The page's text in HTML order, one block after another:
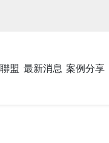
盟 最新消息 案例分享